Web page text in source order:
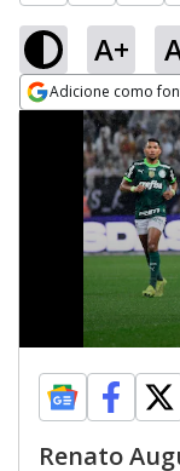
A+
Adicione como
Opens in new
Renato